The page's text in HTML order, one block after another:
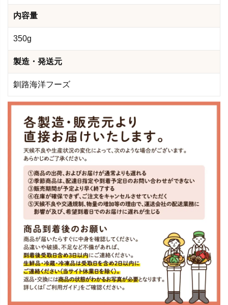
内容量
350g
製造・発送元
釧路海洋フーズ